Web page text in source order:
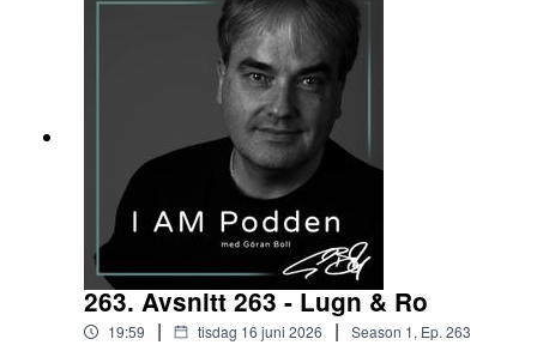
263. Avsnitt 263 - Lugn & Ro
19:59 | tisdag 16 juni 2026 | Season 1, Ep. 263